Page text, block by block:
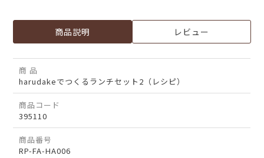
商品説明 レビュー
商 品
harudakeでつくるランチセット2（レシピ）
商品コード
395110
商品番号
RP-FA-HA006